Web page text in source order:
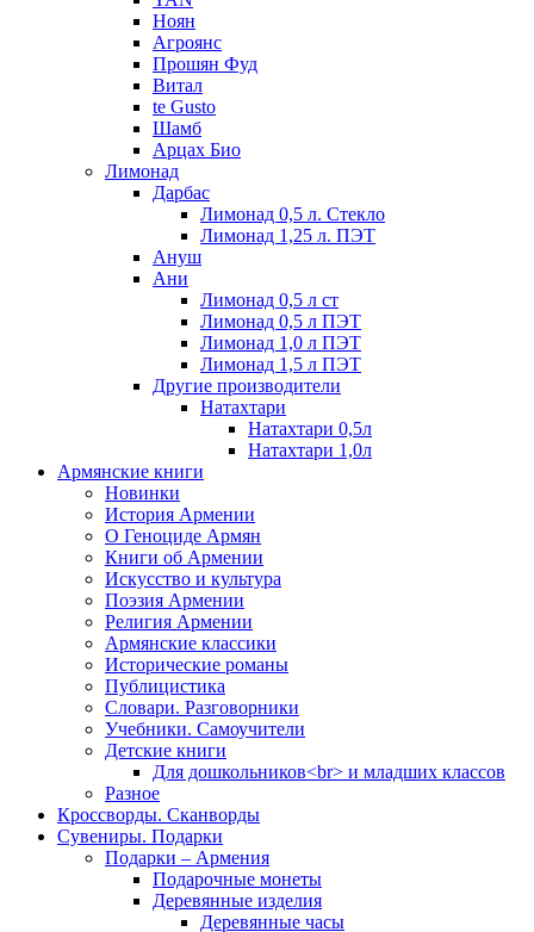
Ноян
Агроянс
Прошян Фуд
Витал
te Gusto
Шамб
Арцах Био
Лимонад
Дарбас
Лимонад 0,5 л. Стекло
Лимонад 1,25 л. ПЭТ
Ануш
Ани
Лимонад 0,5 л ст
Лимонад 0,5 л ПЭТ
Лимонад 1,0 л ПЭТ
Лимонад 1,5 л ПЭТ
Другие производители
Натахтари
Натахтари 0,5л
Натахтари 1,0л
Армянские книги
Новинки
История Армении
О Геноциде Армян
Книги об Армении
Иcкусство и культура
Поэзия Армении
Религия Армении
Армянские классики
Исторические романы
Публицистика
Словари. Разговорники
Учебники. Самоучители
Детские книги
Для дошкольников<br> и младших классов
Разное
Кроссворды. Сканворды
Сувениры. Подарки
Подарки – Армения
Подарочные монеты
Деревянные изделия
Деревянные часы